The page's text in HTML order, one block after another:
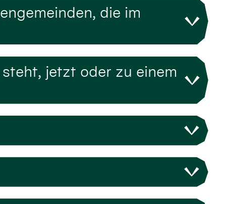
die im
jetzt oder zu einem